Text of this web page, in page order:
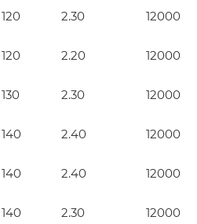
120 2.30 12000
120 2.20 12000
130 2.30 12000
140 2.40 12000
140 2.40 12000
140 2.30 12000